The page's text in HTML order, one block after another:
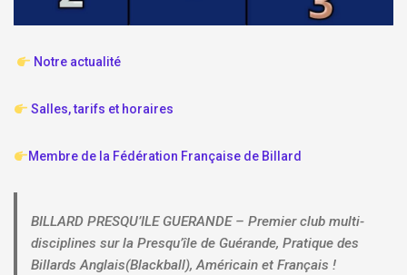
Notre actualité
Salles, tarifs et horaires
Membre de la Fédération Française de Billard
BILLARD PRESQU’ILE GUERANDE – Premier club multi-
disciplines sur la Presqu’île de Guérande, Pratique des
Billards Anglais(Blackball), Américain et Français !